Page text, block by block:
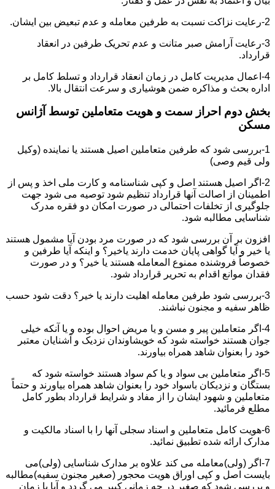
2-رعایت نزاکت نسبت به طرفین معامله و عدم تبعیض بین ایشان.
3-رعایت آرامش صبر متانت و عدم تحریک طرفین در انعقاد
قرارداد.
4-اعمال مدیریت کامل در زمان انعقاد قرارداد و تسلط کامل بر
اداره بحث و مذاکره ضمن هوشیاری و سرعت انتقال بالا.
بخش دوم احراز سمت و هویت متعاملین توسط آژانس
مسکن
1-بررسی شود که طرفین متعاملین اصیل هستند یا نماینده (وکیل
ولی قیم وصی)
2-اگر اصیل هستند اصل و کپی شناسنامه و کارت ملی اخذ و پس از
اطمینان از اصالت آنها قرارداد تنظیم شود توصیه می شود جهت
جلوگیری از تخلفات احتمالی در صورت امکان دو فقره مدرک
شناسایی مطالبه شود.
افزون بر آن بررسی شود که در صورت مرد بودن آیا مشمول هستند
یا خیر و آیا گواهی پایان خدمت دارند یاخیر؟ و اینکه آیا طرفین و
خصوصاً فروشنده ممنوع المعامله هستند یا خیر؟ و در صورت
فقدان موانع اقدام به تحریر قرارداد شود.
3-بررسی شود طرفین معامله اهلیت دارند یا خیر؟ دقت شود حسب
ظاهر سفیه و مجنون نباشند.
4-اگر متعاملین پیر و مسن و یا مریض احوال بوده و یا آنکه خیلی
جوان هستند خواسته شود که خویشاوندان نزدیک و آشنایان معتبر
خود را بعنوان شاهد همراه بیاورند.
5-اگر متعاملین بی سواد و یا کم سواد هستند خواسته شود که
بستگان و نزدیکان باسواد خود را بعنوان شاهد همراه بیاورند و حتماً
متعاملین و شهود ایشان را از مفاد و شرایط قرارداد بطور کامل
مطلع فرمائید.
6-هویت کامل متعاملین و اسناد سجلی آنها را با اسناد مالکیت و
مدارک ارائه شده تطبیق نمائید.
7-اگر (ولی)معامله می کند علاوه بر مدارک شناسایی (ولی)می
بایست اصل و کپی اوراق هویت محجور (صغیر مجنون سفیه)مطالبه
و بررسی شود که صغیر در چه زمانی کبیر می گردد و آیا با زمان